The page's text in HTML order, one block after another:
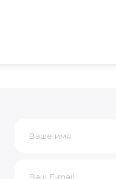
Получить консультацию